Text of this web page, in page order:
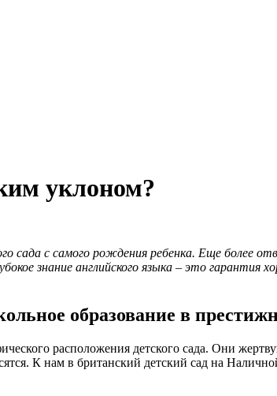
уклоном?
с самого рождения ребенка. Еще более
знание английского языка – это гарантия
образование в
расположения детского сада. Они
К нам в британский детский сад на